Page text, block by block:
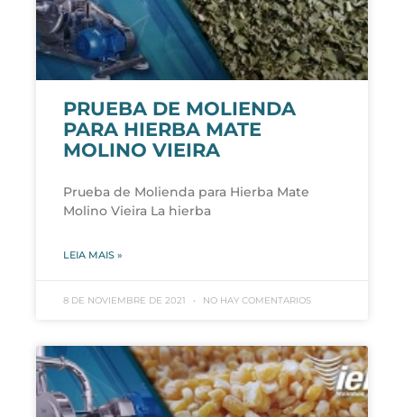
PRUEBA DE MOLIENDA
PARA HIERBA MATE
MOLINO VIEIRA
Prueba de Molienda para Hierba Mate
Molino Vieira La hierba
LEIA MAIS »
8 DE NOVIEMBRE DE 2021 NO HAY COMENTARIOS